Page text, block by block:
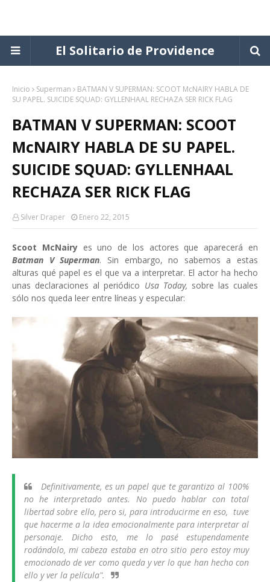
El Solitario de Providence
Inicio Superman
BATMAN V SUPERMAN: SCOOT McNAIRY HABLA DE
SU PAPEL. SUICIDE SQUAD: GYLLENHAAL RECHAZA SER RICK FLAG
BATMAN V SUPERMAN: SCOOT
McNAIRY HABLA DE SU PAPEL.
SUICIDE SQUAD: GYLLENHAAL
RECHAZA SER RICK FLAG
Silver Draper Enero 22, 2015
Scoot McNairyes uno de los actores que aparecerá en
Batman V Superman. Sin embargo, no sabemos a estas
alturas qué papel es el que va a interpretar. El actor ha hecho
unas declaraciones al periódico Usa Today, sobre las cuales
sólo nos queda leer entre líneas y especular:
Definitivamente, es un papel que te garantizo al 100%
no he interpretado antes. No puedo hablar con total
libertad sobre ello, pero si, para introducirme en eso, tuve
que hacerme a la idea emocionalmente para interpretar al
personaje. Dicho esto, me lo pasé estupendamente
rodándolo, mi cabeza estaba en otro sitio pero estoy muy
emocionado de ver como queda y ver lo que han hecho con
ello y ver la película".